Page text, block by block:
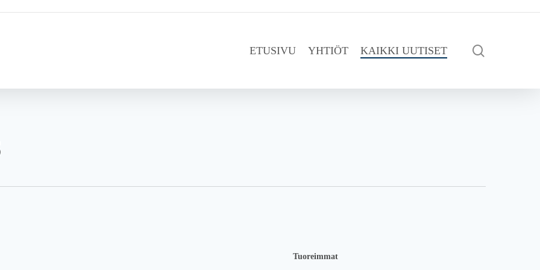
ETUSIVU YHTIÖT KAIKKI UUTISET
Tuoreimmat